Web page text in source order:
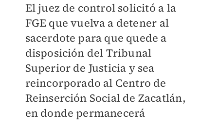
El juez de control solicitó a la
FGE que vuelva a detener al
sacerdote para que quede a
disposición del Tribunal
Superior de Justicia y sea
reincorporado al Centro de
Reinserción Social de Zacatlán,
en donde permanecerá